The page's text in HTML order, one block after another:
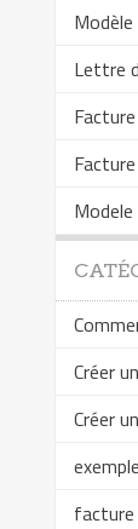
Lettre
Créer
Créer
facture